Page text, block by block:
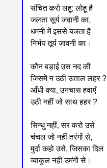
संचित करो लहू; लोहू है
जलता सूर्य जवानी का,
धमनी में इससे बजता है
निर्भय तूर्य जावनी का।
कौन बड़ाई उस नद की
जिसमें न उठी उत्ताल लहर ?
आँधी क्या, उनचास हवाएँ
उठी नहीं जो साथ हहर ?
सिन्धु नहीं, सर करो उसे
चंचल जो नहीं तरंगों से,
मुर्दा कहो उसे, जिसका दिल
व्याकुल नहीं उमंगों से।